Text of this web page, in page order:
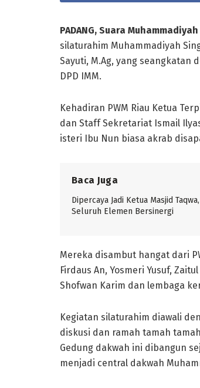
PADANG, Suara Muhammadiyah
silaturahim Muhammadiyah
Sayuti, M.Ag, yang seangkatan
DPD IMM.
Kehadiran PWM Riau Ketua
dan Staff Sekretariat Ismail
isteri Ibu Nun biasa akrab
Baca Juga
Dipercaya Jadi Ketua Masjid
Seluruh Elemen Bersinergi
Mereka disambut hangat dari
Firdaus An, Yosmeri Yusuf,
Shofwan Karim dan lembaga
Kegiatan silaturahim diawali
diskusi dan ramah tamah
Gedung dakwah ini dibangun
menjadi central dakwah